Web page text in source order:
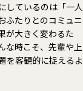
しているのは「一人
ふたりとのコミュニ
が大きく変わるた
な時こそ、先輩や上
を客観的に捉えるよ